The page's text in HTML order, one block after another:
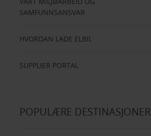
SAMFUNNSANSVAR
HVORDAN LADE ELBIL
SUPPLIER PORTAL
POPULÆRE DESTINASJONER